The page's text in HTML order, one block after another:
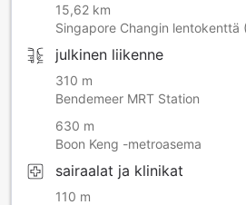
15,62 km
Singapore Changin lentokenttä
julkinen liikenne
310 m
Bendemeer MRT Station
630 m
Boon Keng -metroasema
sairaalat ja klinikat
110 m